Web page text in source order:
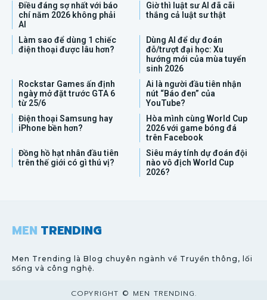
Điều đáng sợ nhất với báo
chí năm 2026 không phải
AI
Giờ thì luật sư AI đã cãi
thắng cả luật sư thật
Làm sao để dùng 1 chiếc
điện thoại được lâu hơn?
Dùng AI để dự đoán
đỗ/trượt đại học: Xu
hướng mới của mùa tuyển
sinh 2026
Rockstar Games ấn định
ngày mở đặt trước GTA 6
từ 25/6
Ai là người đầu tiên nhận
nút “Báo đen” của
YouTube?
Điện thoại Samsung hay
iPhone bền hơn?
Hòa mình cùng World Cup
2026 với game bóng đá
trên Facebook
Đồng hồ hạt nhân đầu tiên
trên thế giới có gì thú vị?
Siêu máy tính dự đoán đội
nào vô địch World Cup
2026?
MEN TRENDING
Men Trending là Blog chuyên ngành về Truyền thông, lối
sống và công nghệ.
COPYRIGHT © MEN TRENDING.